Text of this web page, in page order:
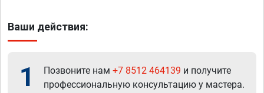
Ваши действия:
1 Позвоните нам +7 8512 464139 и получите
профессиональную консультацию у мастера.